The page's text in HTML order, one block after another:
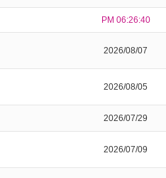
PM 06:26:40
2026/08/07
2026/08/05
2026/07/29
2026/07/09